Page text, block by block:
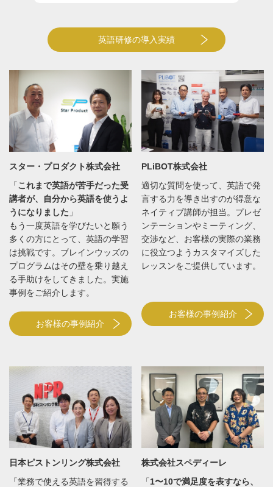
英語研修の導入実績
スター・プロダクト株式会社
「これまで英語が苦手だった受
講者が、自分から英語を使うよ
うになりました 」
もう一度英語を学びたいと願う
多くの方にとって、英語の学習
は挑戦です。ブレインウッズの
プログラムはその壁を乗り越え
る手助けをしてきました。実施
事例をご紹介します。
お客様の事例紹介
PLiBOT株式会社
適切な質問を使って、英語で発
言する力を導き出すのが得意な
ネイティブ講師が担当。プレゼ
ンテーションやミーティング、
交渉など、お客様の実際の業務
に役立つようカスタマイズした
レッスンをご提供しています。
お客様の事例紹介
日本ピストンリング株式会社
「業務で使える英語を習得する
株式会社スペディーレ
「1〜10で満足度を表すなら、